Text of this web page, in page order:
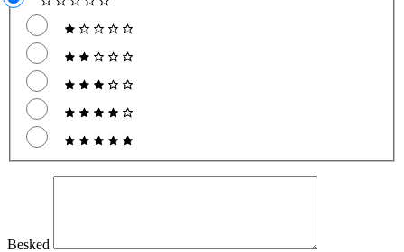
Besked